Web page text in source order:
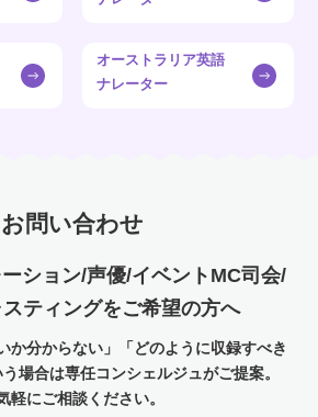
オーストラリア英語
ナレーター
お問い合わせ
ション/声優/イベントMC司会/
ティングをご希望の方へ
か分からない」「どのように収録すべき
場合は専任コンシェルジュがご提案。
軽にご相談ください。